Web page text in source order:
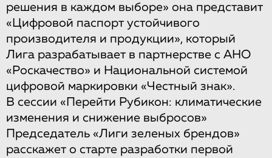
решения в каждом выборе» она представит
«Цифровой паспорт устойчивого
производителя и продукции», который
Лига разрабатывает в партнерстве с АНО
«Роскачество» и Национальной системой
цифровой маркировки «Честный знак».
В сессии «Перейти Рубикон: климатические
изменения и снижение выбросов»
Председатель «Лиги зеленых брендов»
расскажет о старте разработки первой